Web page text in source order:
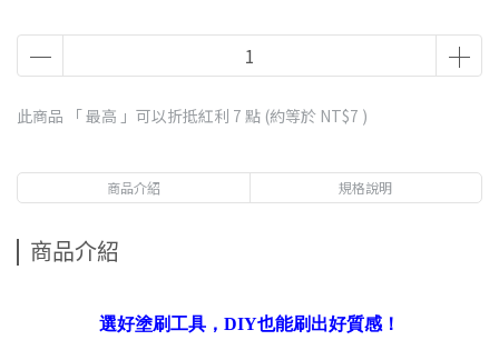
此商品 「 最高 」可以折抵紅利 7 點 (約等於 NT$7 )
商品介紹 規格說明
商品介紹
選好塗刷工具，DIY也能刷出好質感！